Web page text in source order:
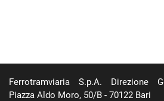
Ferrotramviaria S.p.A. Direzione
Piazza Aldo Moro, 50/B - 70122 Bari